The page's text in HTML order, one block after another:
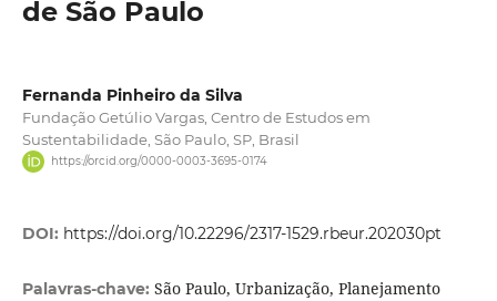
de São Paulo
Fernanda Pinheiro da Silva
Fundação Getúlio Vargas, Centro de Estudos em
Sustentabilidade, São Paulo, SP, Brasil
https://orcid.org/0000-0003-3695-0174
DOI: https://doi.org/10.22296/2317-1529.rbeur.202030pt
Palavras-chave: São Paulo, Urbanização, Planejamento